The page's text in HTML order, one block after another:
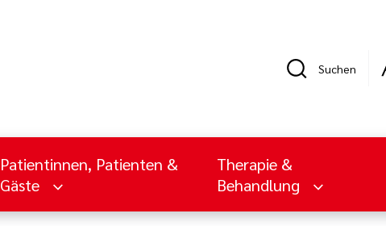
Suchen
Patientinnen, Patienten &
Gäste
Therapie &
Behandlung